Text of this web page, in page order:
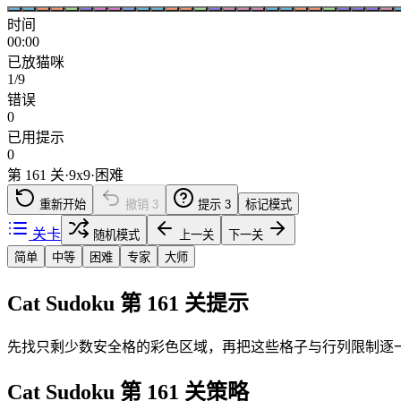
时间
00:00
已放猫咪
1/9
错误
0
已用提示
0
第 161 关·9x9· 困难
重新开始 撤销 3 提示 3 标记模式
关卡 随机模式 上一关
下一关
简单
中等 困难 专家 大师
Cat Sudoku 第 161 关提示
先找只剩少数安全格的彩色区域，再把这些格子与行列限制逐
Cat Sudoku 第 161 关策略